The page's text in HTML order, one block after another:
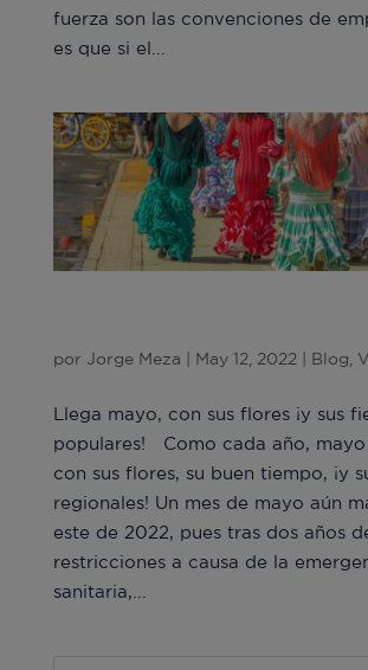
fuerza son las convenciones de
es que si el...
por Jorge Meza May 12, 2022| Blog
Llega mayo, con sus flores ¡y sus
populares! Como cada año,
con sus flores, su buen tiempo, ¡y
regionales! Un mes de mayo aún
este de 2022, pues tras dos años
restricciones a causa de la
sanitaria,...